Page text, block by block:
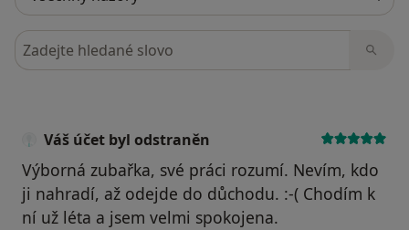
Hledejte v názorech
Váš účet byl odstraněn
Výborná zubařka, své práci rozumí. Nevím, kdo
ji nahradí, až odejde do důchodu. :-( Chodím k
ní už léta a jsem velmi spokojena.